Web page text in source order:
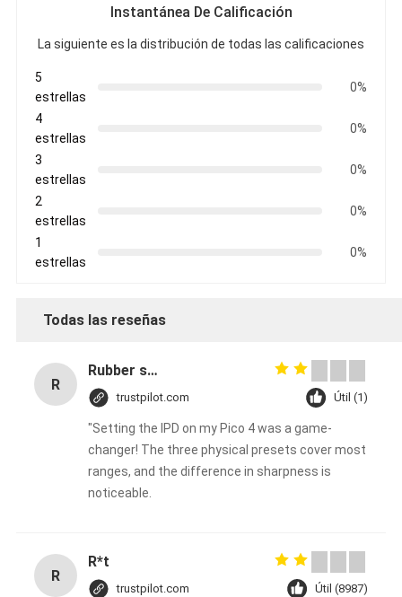
Instantánea De Calificación
La siguiente es la distribución de todas las calificaciones
5
estrellas
0%
4
estrellas
0%
3
estrellas
0%
2
estrellas
0%
1
estrellas
0%
Todas las reseñas
R
Rubber solid forklift tires For material handling forklift
trustpilot.com Útil (1)
"Setting the IPD on my Pico 4 was a game-
changer! The three physical presets cover most
ranges, and the difference in sharpness is
noticeable.
R
R*t
trustpilot.com Útil (8987)